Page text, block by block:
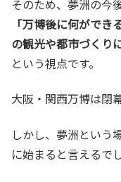
そのため、夢洲の今
「万博後に何がで
の観光や都市づくり
という視点です。
大阪・関西万博は閉
しかし、夢洲という
に始まると言えるで